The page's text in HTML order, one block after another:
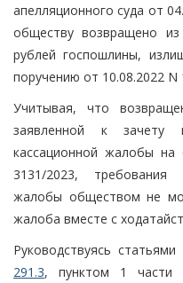
апелляционного суда от
обществу возвращено
рублей госпошлины,
поручению от 10.08.2022 N
Учитывая, что
заявленной к зачету
кассационной жалобы
3131/2023,
жалобы обществом не
жалоба вместе с
Руководствуясь статьями
291.3, пунктом 1 части